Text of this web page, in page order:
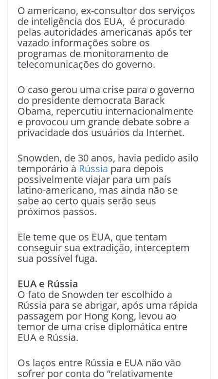
O americano, ex-consultor dos serviços
de inteligência dos EUA, é procurado
pelas autoridades americanas após ter
vazado informações sobre os
programas de monitoramento de
telecomunicações do governo.
O caso gerou uma crise para o governo
do presidente democrata Barack
Obama, repercutiu internacionalmente
e provocou um grande debate sobre a
privacidade dos usuários da Internet.
Snowden, de 30 anos, havia pedido asilo
temporário à Rússia para depois
possivelmente viajar para um país
latino-americano, mas ainda não se
sabe ao certo quais serão seus
próximos passos.
Ele teme que os EUA, que tentam
conseguir sua extradição, interceptem
sua possível fuga.
EUA e Rússia
O fato de Snowden ter escolhido a
Rússia para se abrigar, após uma rápida
passagem por Hong Kong, levou ao
temor de uma crise diplomática entre
EUA e Rússia.
Os laços entre Rússia e EUA não vão
sofrer por conta do “relativamente